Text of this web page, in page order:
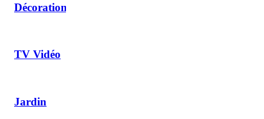
Décoration
TV Vidéo
Jardin